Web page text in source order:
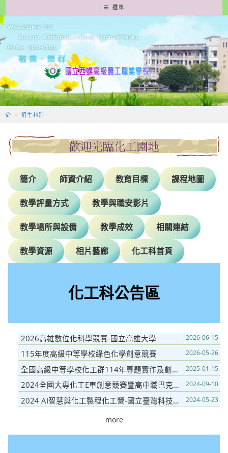
轉
至
要
容
選單
> 招生科別
簡介 師資介紹 教育目標 課程地圖
教學評量方式 教學與職安影片
教學場所與設備 教學成效 相關連結
教學資源 相片藝廊 化工科首頁
化工科公告區
2026高雄數位化科學競賽-國立高雄大學 2026-06-15
115年度高級中等學校綠色化學創意競賽 2026-05-26
全國高級中等學校化工群114年專題實作及創意競賽-化工群科中心 2025-01-15
2024全國大專化工E車創意競賽暨高中職巴克球組裝競賽-南臺科技大學 2024-09-10
2024 AI智慧與化工製程化工營-國立臺灣科技大學 2024-05-23
more